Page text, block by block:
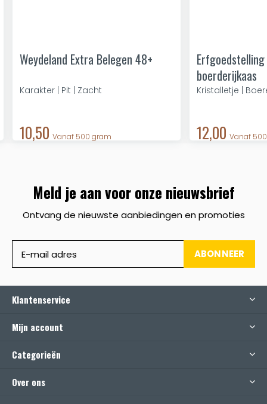
Weydeland Extra Belegen 48+
Karakter | Pit | Zacht
10,50 Vanaf 500 gram
boerderijkaas
Kristalletje |
12,00 Vanaf
Meld je aan voor onze nieuwsbrief
Ontvang de nieuwste aanbiedingen en promoties
ABONNEER
Klantenservice
Mijn account
Categorieën
Over ons